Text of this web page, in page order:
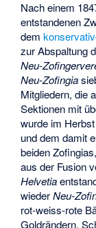
Nach einem
entstandenen
dem
zur Abspaltung
Neu-
Neu-Zofingia
Mitgliedern, die
Sektionen mit
wurde im
und dem damit
beiden
aus der Fusion
Helvetia
wiederNeu-
rot-weiss-rote
Goldrändern.